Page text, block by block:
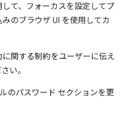
して、フォーカスを設定してプ
のブラウザ UI を使用してカ
関する制約をユーザーに伝え
い。
のパスワード セクションを更